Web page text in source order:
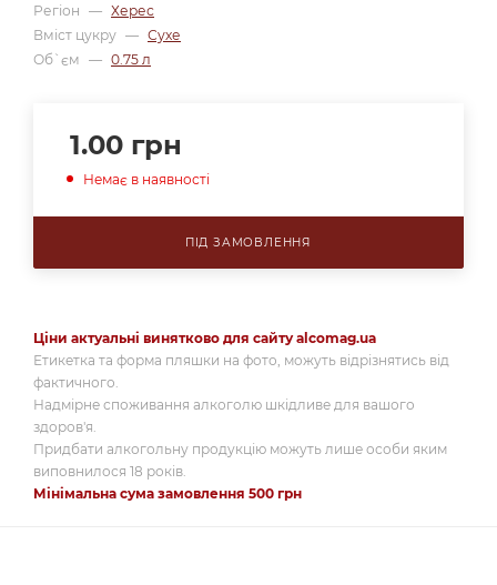
Регіон — Херес
Вміст цукру — Сухе
Об`єм — 0.75 л
1.00 грн
Немає в наявності
ПІД ЗАМОВЛЕННЯ
Ціни актуальні винятково для сайту alcomag.ua
Етикетка та форма пляшки на фото, можуть відрізнятись від
фактичного.
Надмірне споживання алкоголю шкідливе для вашого
здоров'я.
Придбати алкогольну продукцію можуть лише особи яким
виповнилося 18 років.
Мінімальна сума замовлення 500 грн